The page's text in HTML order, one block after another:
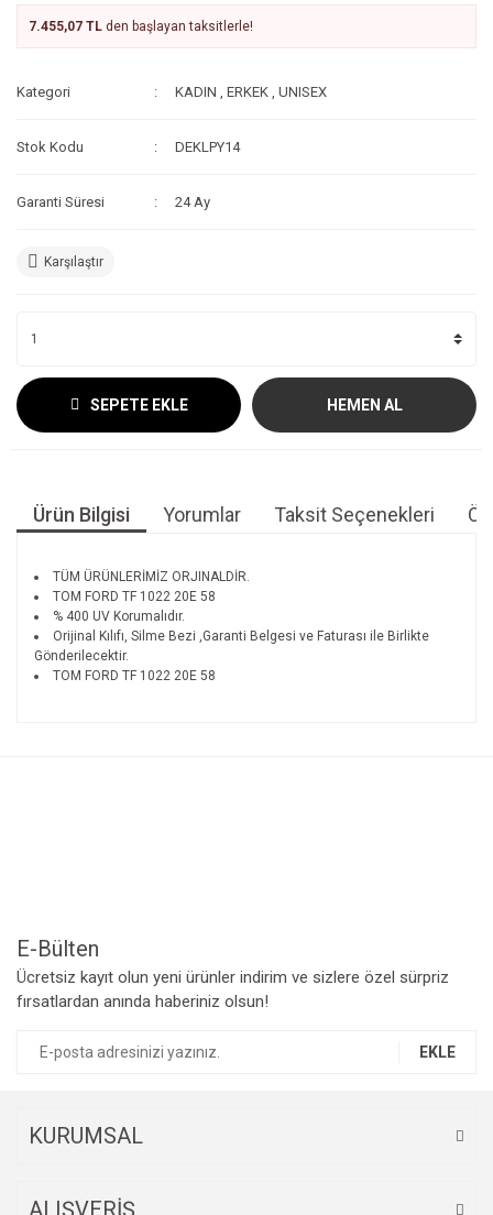
7.455,07 TL den başlayan taksitlerle!
Kategori KADIN ,ERKEK ,UNISEX
Stok Kodu DEKLPY14
Garanti Süresi 24 Ay
Karşılaştır
SEPETE EKLE HEMEN AL
Ürün Bilgisi Yorumlar Taksit Seçenekleri
TÜM ÜRÜNLERİMİZ ORJINALDİR.
TOM FORD TF 1022 20E 58
% 400 UV Korumalıdır.
Orijinal Kılıfı, Silme Bezi ,Garanti Belgesi ve Faturası ile Birlikte
Gönderilecektir.
TOM FORD TF 1022 20E 58
E-Bülten
Ücretsiz kayıt olun yeni ürünler indirim ve sizlere özel sürpriz
fırsatlardan anında haberiniz olsun!
EKLE
KURUMSAL
ALIŞVERİŞ